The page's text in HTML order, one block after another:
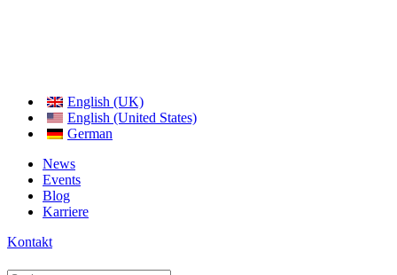
English (UK)
English (United States)
German
News
Events
Blog
Karriere
Kontakt